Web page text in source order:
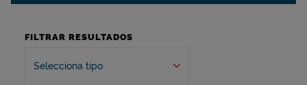
FILTRAR RESULTADOS
Selecciona tipo